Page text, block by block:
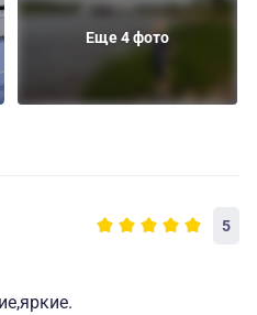
Еще 4 фото
5